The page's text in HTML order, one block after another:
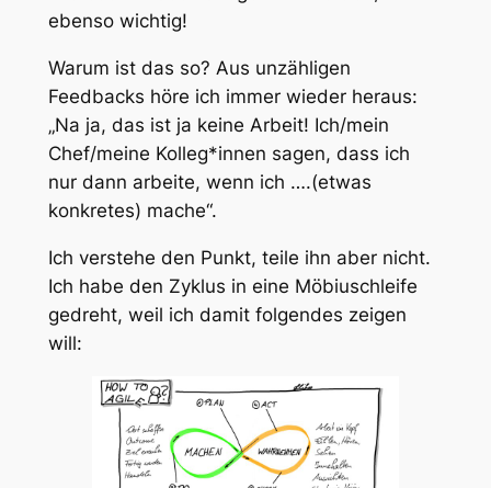
ebenso wichtig!
Warum ist das so? Aus unzähligen
Feedbacks höre ich immer wieder heraus:
„Na ja, das ist ja keine Arbeit! Ich/mein
Chef/meine Kolleg*innen sagen, dass ich
nur dann arbeite, wenn ich ….(etwas
konkretes) mache“.
Ich verstehe den Punkt, teile ihn aber nicht.
Ich habe den Zyklus in eine Möbiuschleife
gedreht, weil ich damit folgendes zeigen
will: